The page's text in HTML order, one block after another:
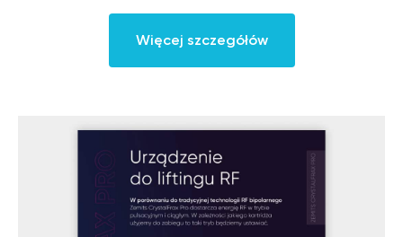
Więcej szczegółów